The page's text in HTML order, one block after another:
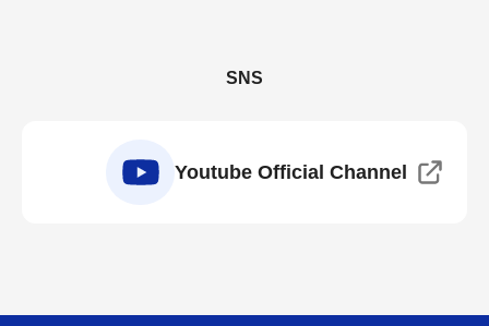
SNS
Youtube Official Channel